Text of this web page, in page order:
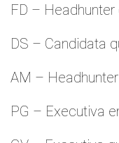
FD – Headhunter
DS – Candidata
AM –
PG – Executiva